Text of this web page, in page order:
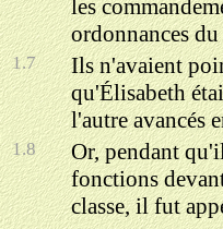
les
ordonnances
1.7
Ils n'avaient
qu'Élisabeth
l'autre avancés
1.8
Or, pendant
fonctions
classe, il fut